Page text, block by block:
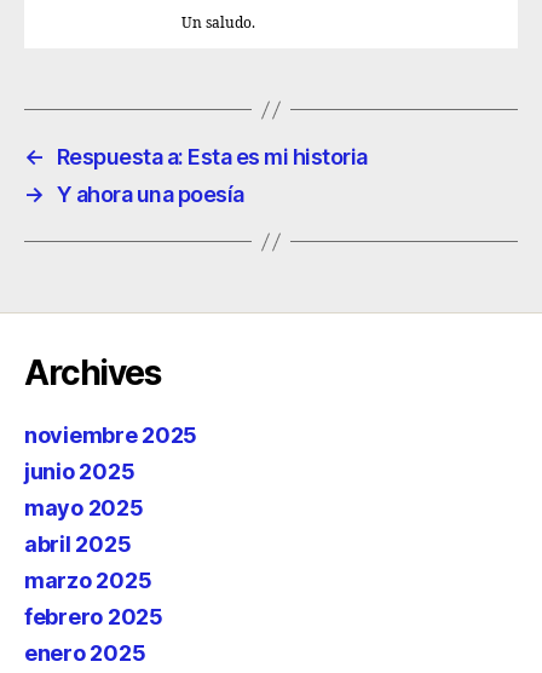
Un saludo.
←
Respuesta a: Esta es mi historia
→ Y ahora una poesía
Archives
noviembre 2025
junio 2025
mayo 2025
abril 2025
marzo 2025
febrero 2025
enero 2025